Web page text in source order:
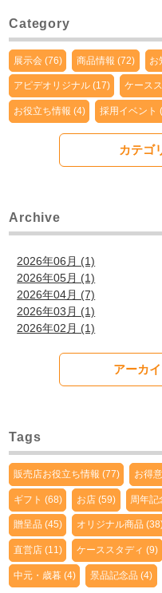
Category
展示会 (76) 商品情報 (72) お
アピデオリジナル (17) ケース
お役立ち情報 (4) 採用イベント
カテゴ
Archive
2026年06月 (1)
2026年05月 (1)
2026年04月 (7)
2026年03月 (1)
2026年02月 (1)
アーカ
Tags
販売店お役立ち情報 (77) お得
ギフト (68) お店 (59) 周年記
贈呈品 (45) オリジナル商品
直営店 (11) ケーススタディ (9)
中元・歳暮 (4) 景品記念品 (4)